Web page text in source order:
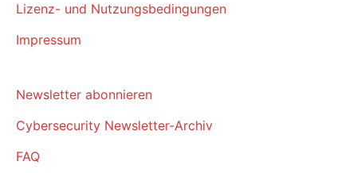
Lizenz- und Nutzungsbedingungen
Impressum
Newsletter abonnieren
Cybersecurity Newsletter-Archiv
FAQ